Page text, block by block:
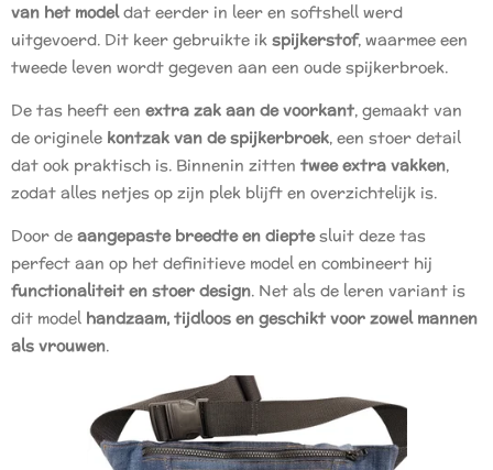
van het modeldat eerder in leer en softshell werd
uitgevoerd. Dit keer gebruikte ik spijkerstof, waarmee een
tweede leven wordt gegeven aan een oude spijkerbroek.
De tas heeft een extra zak aan de voorkant, gemaakt van
de originele kontzak van de spijkerbroek, een stoer detail
dat ook praktisch is. Binnenin zitten twee extra vakken,
zodat alles netjes op zijn plek blijft en overzichtelijk is.
Door de aangepaste breedte en dieptesluit deze tas
perfect aan op het definitieve model en combineert hij
functionaliteit en stoer design. Net als de leren variant is
dit model handzaam, tijdloos en geschikt voor zowel mannen
als vrouwen.